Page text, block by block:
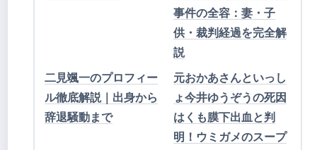
事件の全容：妻・子
供・裁判経過を完全解
説
二見颯一のプロフィー
ル徹底解説｜出身から
辞退騒動まで
元おかあさんといっし
ょ今井ゆうぞうの死因
はくも膜下出血と判
明！ウミガメのスープ